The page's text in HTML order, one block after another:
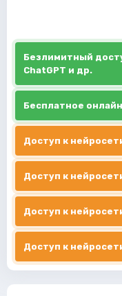
Безлимитный
ChatGPT и др.
Бесплатное
Доступ к
Доступ к
Доступ к
Доступ к